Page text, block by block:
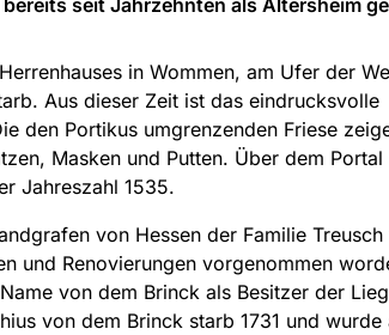
in Wommen, am Ufer der
Aus dieser Zeit ist das eindrucksvolle
den Portikus umgrenzenden Friese
Masken und Putten. Über dem Portal
Jahreszahl 1535.
von Hessen der Familie
und Renovierungen vorgenommen
von dem Brinck als Besitzer der
von dem Brinck starb 1731 und wurde